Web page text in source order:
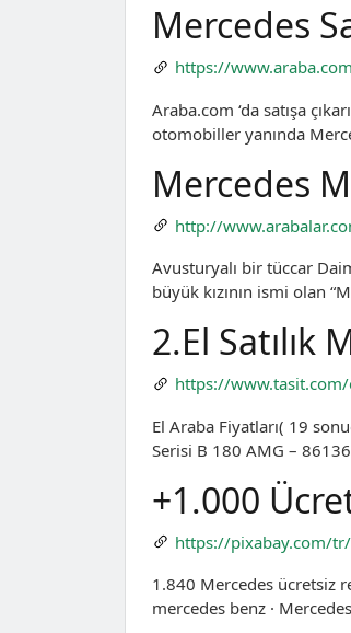
Mercedes
https://
Araba.com ‘da satışa
otomobiller yanında
Mercedes
http://
Avusturyalı bir tüccar
büyük kızının ismi olan
2.El Satılık
https://
El Araba Fiyatları( 19
Serisi B 180 AMG –
+1.000
https://pixabay.com/
1.840 Mercedes ücretsiz
mercedes benz ·